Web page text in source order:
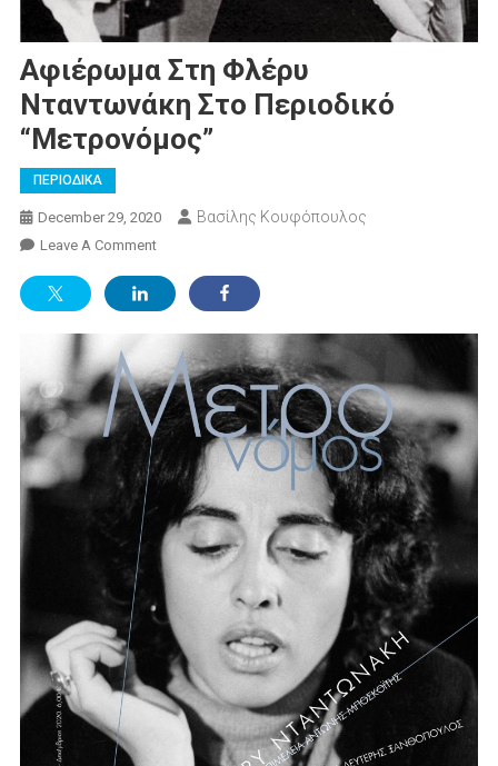
Αφιέρωμα Στη Φλέρυ
Νταντωνάκη Στο Περιοδικό
“Μετρονόμος”
ΠΕΡΙΟΔΙΚΑ
December 29, 2020 Βασίλης Κουφόπουλος
Leave A CommentOn
Στη
Νταντωνάκη
Στο
Περιοδικό
“Μετρονόμος”